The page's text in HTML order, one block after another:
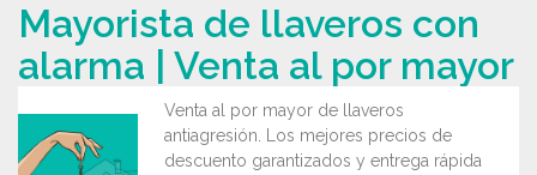
Mayorista de llaveros con
alarma | Venta al por mayor
Venta al por mayor de llaveros
antiagresión. Los mejores precios de
descuento garantizados y entrega rápida